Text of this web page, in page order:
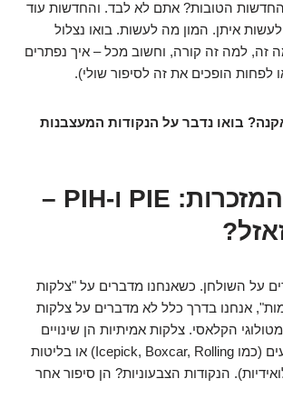
הטובות? אתם לא לבד. והחדשות עוד
איתן. המון מה לעשות. בואו נצלול
זה, למה זה קורה, וחשוב מכל – איך נפתרים
לפחות הופכים את זה לסיפור שולי).
בואו נדבר על הנקודות המעצבנות
הכירו את המזכרות: PIE ו-PIH –
על השולחן. כשאנחנו מדברים על "צלקות
אנחנו בדרך כלל לא מדברים על צלקות
הקלאסי. צלקות אמיתיות הן שינויים
במרקם העור – שקעים (כמו Icepick, Boxcar, Rolling) או בליטות
הנקודות הצבעוניות? הן סיפור אחר